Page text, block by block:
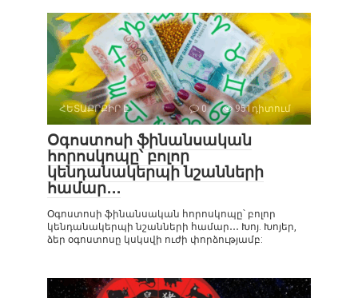
ՀԵՏԱՔՐՔԻՐ Է 0 951դիտում
Օգոստոսի ֆինանսական
հորոսկոպը՝ բոլոր
կենդանակերպի նշանների
համար․․․
Օգոստոսի ֆինանսական հորոսկոպը՝ բոլոր
կենդանակերպի նշանների համար․․․ Խոյ. Խոյեր,
ձեր օգոստոսը կսկսվի ուժի փորձությամբ: